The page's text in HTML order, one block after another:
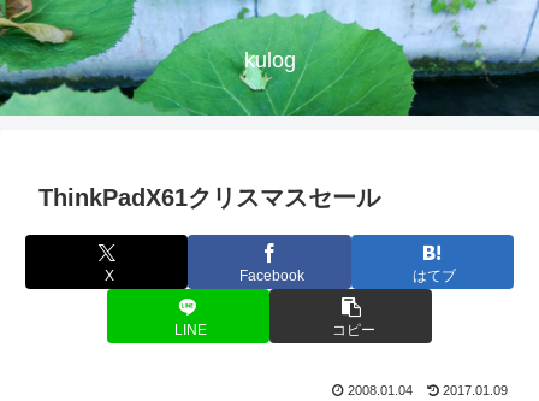
kulog
ThinkPadX61クリスマスセール
X Facebook はてブ
LINE コピー
2008.01.04 2017.01.09